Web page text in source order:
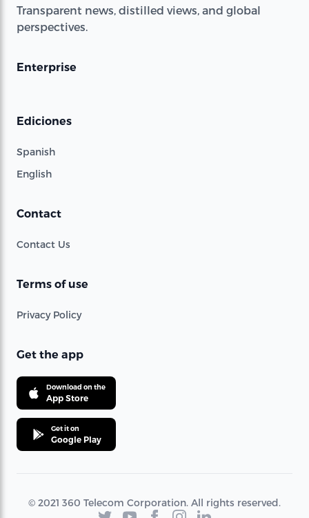
Transparent news, distilled views, and global
perspectives.
Enterprise
Ediciones
Spanish
English
Contact
Contact Us
Terms of use
Privacy Policy
Get the app
Download on the
App Store
Get it on
Google Play
© 2021 360 Telecom Corporation. All rights reserved.